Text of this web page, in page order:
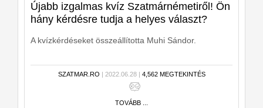
Újabb izgalmas kvíz Szatmárnémetiről! Ön
hány kérdésre tudja a helyes választ?
A kvízkérdéseket összeállította Muhi Sándor.
SZATMAR.RO | 2022.06.28 | 4,562 MEGTEKINTÉS
TOVÁBB ...